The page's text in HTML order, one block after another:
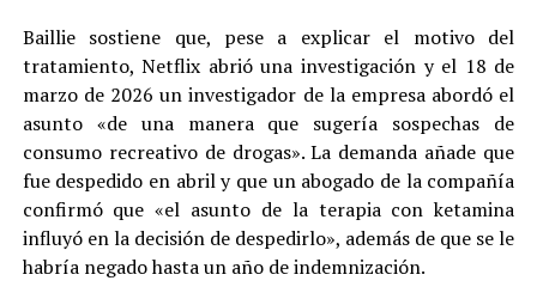
Baillie sostiene que, pese a explicar el motivo del
tratamiento, Netflix abrió una investigación y el 18 de
marzo de 2026 un investigador de la empresa abordó el
asunto «de una manera que sugería sospechas de
consumo recreativo de drogas». La demanda añade que
fue despedido en abril y que un abogado de la compañía
confirmó que «el asunto de la terapia con ketamina
influyó en la decisión de despedirlo», además de que se le
habría negado hasta un año de indemnización.